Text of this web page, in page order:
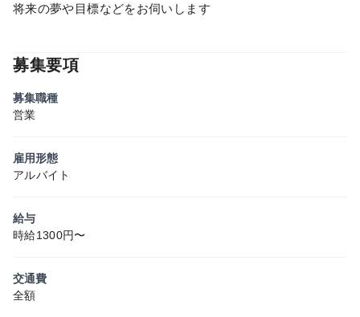
将来の夢や目標などをお伺いします
募集要項
募集職種
営業
雇用形態
アルバイト
給与
時給1300円〜
交通費
全額